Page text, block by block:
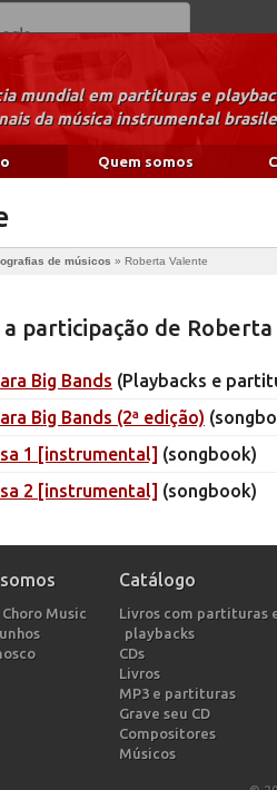
mundial em partituras e
da música instrumental
Quem somos
de músicos » Roberta Valente
a participação de
Big Bands (Playbacks e
Big Bands (2ª edição)
1 [instrumental] (songbook)
2 [instrumental] (songbook)
Music
Catálogo
Livros com partituras
playbacks
CDs
Livros
MP3 e partituras
Grave seu CD
Compositores
Músicos